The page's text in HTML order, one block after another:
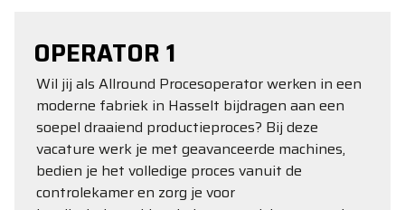
OPERATOR 1
Wil jij als Allround Procesoperator werken in een
moderne fabriek in Hasselt bijdragen aan een
soepel draaiend productieproces? Bij deze
vacature werk je met geavanceerde machines,
bedien je het volledige proces vanuit de
controlekamer en zorg je voor